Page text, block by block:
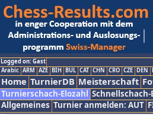
Logged on: Gast
Arabic ARM AZE BIH BUL CAT CHN CRO CZE DEN
Home TurnierDB Meisterschaft
Turnierschach-Elozahl Schnellschach-
Allgemeines Turnier anmelden: AUT